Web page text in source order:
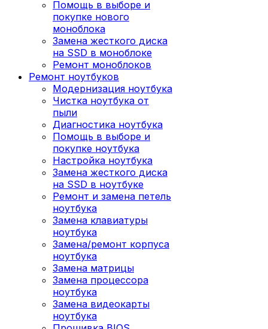
Помощь в выборе и
покупке нового
моноблока
Замена жесткого диска
на SSD в моноблоке
Ремонт моноблоков
Ремонт ноутбуков
Модернизация ноутбука
Чистка ноутбука от
пыли
Диагностика ноутбука
Помощь в выборе и
покупке ноутбука
Настройка ноутбука
Замена жесткого диска
на SSD в ноутбуке
Ремонт и замена петель
ноутбука
Замена клавиатуры
ноутбука
Замена/ремонт корпуса
ноутбука
Замена матрицы
Замена процессора
ноутбука
Замена видеокарты
ноутбука